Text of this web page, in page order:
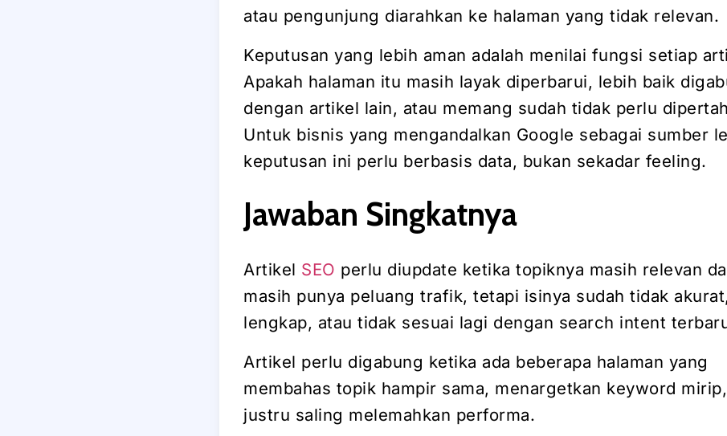
atau pengunjung diarahkan ke halaman yang tidak relevan.
Keputusan yang lebih aman adalah menilai fungsi setiap
Apakah halaman itu masih layak diperbarui, lebih baik
dengan artikel lain, atau memang sudah tidak perlu
Untuk bisnis yang mengandalkan Google sebagai sumber
keputusan ini perlu berbasis data, bukan sekadar feeling.
Jawaban Singkatnya
Artikel SEO perlu diupdate ketika topiknya masih relevan
masih punya peluang trafik, tetapi isinya sudah tidak
lengkap, atau tidak sesuai lagi dengan search intent
Artikel perlu digabung ketika ada beberapa halaman yang
membahas topik hampir sama, menargetkan keyword
justru saling melemahkan performa.